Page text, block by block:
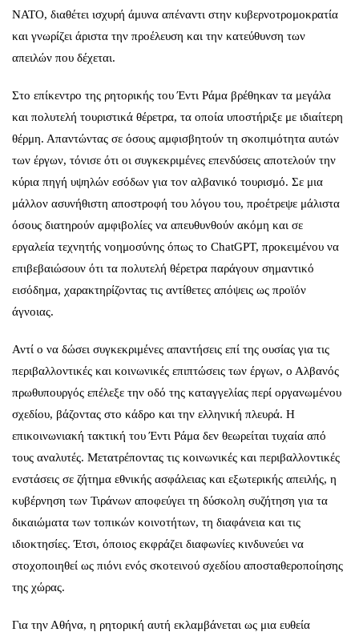
ΝΑΤΟ, διαθέτει ισχυρή άμυνα απέναντι στην κυβερνοτρομοκρατία
και γνωρίζει άριστα την προέλευση και την κατεύθυνση των
απειλών που δέχεται.
Στο επίκεντρο της ρητορικής του Έντι Ράμα βρέθηκαν τα μεγάλα
και πολυτελή τουριστικά θέρετρα, τα οποία υποστήριξε με ιδιαίτερη
θέρμη. Απαντώντας σε όσους αμφισβητούν τη σκοπιμότητα αυτών
των έργων, τόνισε ότι οι συγκεκριμένες επενδύσεις αποτελούν την
κύρια πηγή υψηλών εσόδων για τον αλβανικό τουρισμό. Σε μια
μάλλον ασυνήθιστη αποστροφή του λόγου του, προέτρεψε μάλιστα
όσους διατηρούν αμφιβολίες να απευθυνθούν ακόμη και σε
εργαλεία τεχνητής νοημοσύνης όπως το ChatGPT, προκειμένου να
επιβεβαιώσουν ότι τα πολυτελή θέρετρα παράγουν σημαντικό
εισόδημα, χαρακτηρίζοντας τις αντίθετες απόψεις ως προϊόν
άγνοιας.
Αντί ο να δώσει συγκεκριμένες απαντήσεις επί της ουσίας για τις
περιβαλλοντικές και κοινωνικές επιπτώσεις των έργων, ο Αλβανός
πρωθυπουργός επέλεξε την οδό της καταγγελίας περί οργανωμένου
σχεδίου, βάζοντας στο κάδρο και την ελληνική πλευρά. Η
επικοινωνιακή τακτική του Έντι Ράμα δεν θεωρείται τυχαία από
τους αναλυτές. Μετατρέποντας τις κοινωνικές και περιβαλλοντικές
ενστάσεις σε ζήτημα εθνικής ασφάλειας και εξωτερικής απειλής, η
κυβέρνηση των Τιράνων αποφεύγει τη δύσκολη συζήτηση για τα
δικαιώματα των τοπικών κοινοτήτων, τη διαφάνεια και τις
ιδιοκτησίες. Έτσι, όποιος εκφράζει διαφωνίες κινδυνεύει να
στοχοποιηθεί ως πιόνι ενός σκοτεινού σχεδίου αποσταθεροποίησης
της χώρας.
Για την Αθήνα, η ρητορική αυτή εκλαμβάνεται ως μια ευθεία